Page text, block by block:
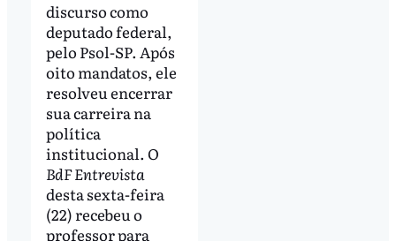
discurso como
deputado federal,
pelo Psol-SP. Após
oito mandatos, ele
resolveu encerrar
sua carreira na
política
institucional. O
BdF Entrevista
desta sexta-feira
(22) recebeu o
professor para